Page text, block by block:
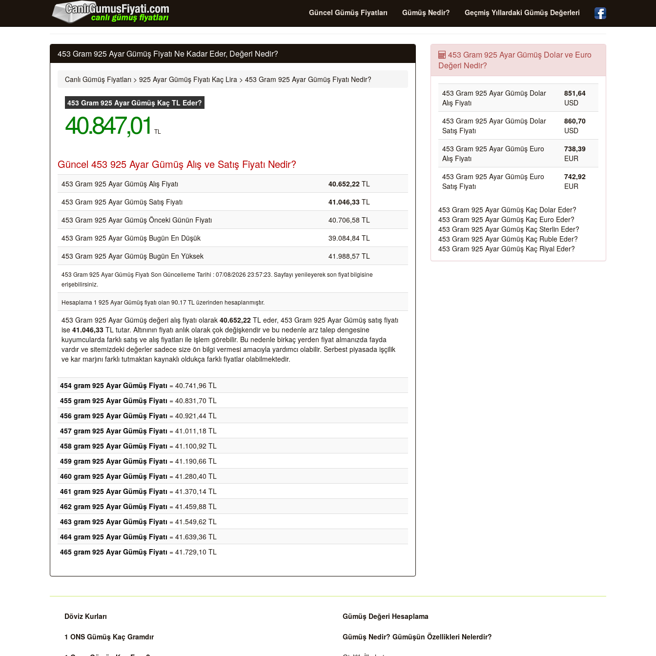
Güncel Gümüş Fiyatları Gümüş Nedir? Geçmiş Yıllardaki Gümüş Değerleri
453 Gram 925 Ayar Gümüş Fiyatı Ne Kadar Eder, Değeri Nedir?
Canlı Gümüş Fiyatları > 925 Ayar Gümüş Fiyatı Kaç Lira > 453 Gram 925 Ayar Gümüş Fiyatı Nedir?
453 Gram 925 Ayar Gümüş Kaç TL Eder?
40.847,01 TL
Güncel 453 925 Ayar Gümüş Alış ve Satış Fiyatı Nedir?
453 Gram 925 Ayar Gümüş Alış Fiyatı 40.652,22 TL
453 Gram 925 Ayar Gümüş Satış Fiyatı
41.046,33 TL
453 Gram 925 Ayar Gümüş Önceki Günün Fiyatı
40.706,58 TL
453 Gram 925 Ayar Gümüş Bugün En Düşük
39.084,84 TL
453 Gram 925 Ayar Gümüş Bugün En Yüksek
41.988,57 TL
453 Gram 925 Ayar Gümüş Fiyatı Son Güncelleme Tarihi : 07/08/2026 23:57:23. Sayfayı yenileyerek son fiyat bilgisine
erişebilirsiniz.
Hesaplama 1 925 Ayar Gümüş fiyatı olan 90.17 TL üzerinden hesaplanmıştır.
453 Gram 925 Ayar Gümüş değeri alış fiyatı olarak 40.652,22 TL eder, 453 Gram 925 Ayar Gümüş satış fiyatı
ise 41.046,33 TL tutar. Altınının fiyatı anlık olarak çok değişkendir ve bu nedenle arz talep dengesine
kuyumcularda farklı satış ve alış fiyatları ile işlem görebilir. Bu nedenle birkaç yerden fiyat almanızda fayda
vardır ve sitemizdeki değerler sadece size ön bilgi vermesi amacıyla yardımcı olabilir. Serbest piyasada işçilik
ve kar marjını farklı tutmaktan kaynaklı oldukça farklı fiyatlar olabilmektedir.
454 gram 925 Ayar Gümüş Fiyatı = 40.741,96 TL
455 gram 925 Ayar Gümüş Fiyatı = 40.831,70 TL
456 gram 925 Ayar Gümüş Fiyatı = 40.921,44 TL
457 gram 925 Ayar Gümüş Fiyatı = 41.011,18 TL
458 gram 925 Ayar Gümüş Fiyatı = 41.100,92 TL
459 gram 925 Ayar Gümüş Fiyatı = 41.190,66 TL
460 gram 925 Ayar Gümüş Fiyatı = 41.280,40 TL
461 gram 925 Ayar Gümüş Fiyatı = 41.370,14 TL
462 gram 925 Ayar Gümüş Fiyatı = 41.459,88 TL
463 gram 925 Ayar Gümüş Fiyatı = 41.549,62 TL
464 gram 925 Ayar Gümüş Fiyatı = 41.639,36 TL
465 gram 925 Ayar Gümüş Fiyatı = 41.729,10 TL
453 Gram 925 Ayar Gümüş Dolar ve Euro
Değeri Nedir?
453 Gram 925 Ayar Gümüş Dolar
Alış Fiyatı
851,64
USD
453 Gram 925 Ayar Gümüş Dolar
Satış Fiyatı
860,70
USD
453 Gram 925 Ayar Gümüş Euro
Alış Fiyatı
738,39
EUR
453 Gram 925 Ayar Gümüş Euro
Satış Fiyatı
742,92
EUR
453 Gram 925 Ayar Gümüş Kaç Dolar Eder?
453 Gram 925 Ayar Gümüş Kaç Euro Eder?
453 Gram 925 Ayar Gümüş Kaç Sterlin Eder?
453 Gram 925 Ayar Gümüş Kaç Ruble Eder?
453 Gram 925 Ayar Gümüş Kaç Riyal Eder?
Döviz Kurları
1 ONS Gümüş Kaç Gramdır
Gümüş Değeri Hesaplama
Gümüş Nedir? Gümüşün Özellikleri Nelerdir?